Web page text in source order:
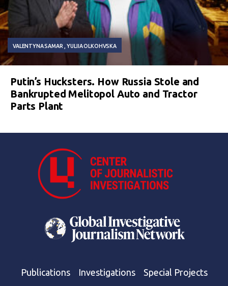
VALENTYNA SAMAR YULIIA OLKOHVSKA
Putin’s Hucksters. How Russia Stole and
Bankrupted Melitopol Auto and Tractor
Parts Plant
Publications Investigations Special Projects